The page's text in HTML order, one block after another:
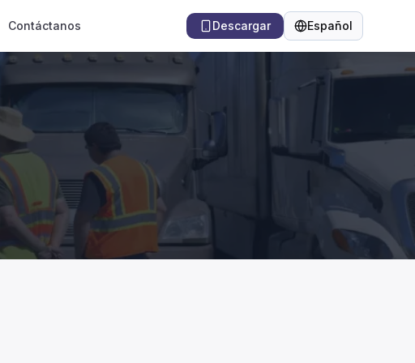
Contáctanos Descargar Español
Idioma
de identificación del material peligroso?